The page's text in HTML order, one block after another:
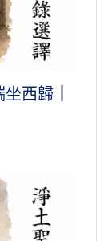
西歸｜